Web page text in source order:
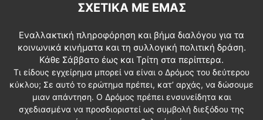
ΣΧΕΤΙΚΆ ΜΕ ΕΜΆΣ
Εναλλακτική πληροφόρηση και βήμα διαλόγου για τα
κοινωνικά κινήματα και τη συλλογική πολιτική δράση.
Κάθε Σάββατο έως και Τρίτη στα περίπτερα.
Τι είδους εγχείρημα μπορεί να είναι ο Δρόμος του δεύτερου
κύκλου; Σε αυτό το ερώτημα πρέπει, κατ’ αρχάς, να δώσουμε
μιαν απάντηση. Ο Δρόμος πρέπει ενσυνείδητα και
σχεδιασμένα να προσδιοριστεί ως συμβολή διεξόδου της